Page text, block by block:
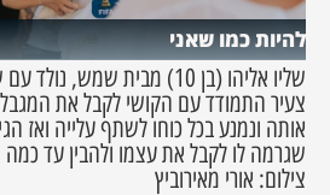
להיות כמו שאני
שליו אליהו (בן 10) מבית שמש,
צעיר התמודד עם הקושי לקבל את
אותה ונמנע בכל כוחו לשתף עלייה ואז
שגרמה לו לקבל את עצמו ולהבין עד
צילום: אורי מאירוביץ